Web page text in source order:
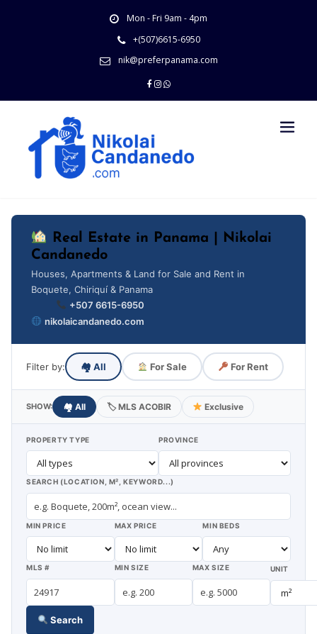
Mon - Fri 9am - 4pm
+(507)6615-6950
nik@preferpanama.com
Real Estate in Panama | Nikolai
Candanedo
Houses, Apartments & Land for Sale and Rent in
Boquete, Chiriquí & Panama
+507 6615-6950
nikolaicandanedo.com
Filter by: 🏘 All For Sale For Rent
SHOW: 🏘 All 🏷MLS ACOBIR Exclusive
PROPERTY TYPE PROVINCE
SEARCH (LOCATION, M², KEYWORD...)
MIN PRICE MAX PRICE MIN BEDS
MLS # MIN SIZE MAX SIZE UNIT
Search